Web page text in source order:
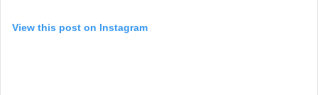
View this post on Instagram